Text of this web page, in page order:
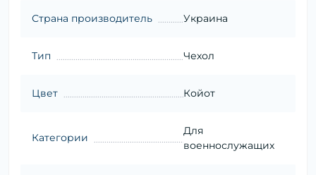
Страна производитель Украина
Тип Чехол
Цвет Койот
Категории
Для
военнослужащих